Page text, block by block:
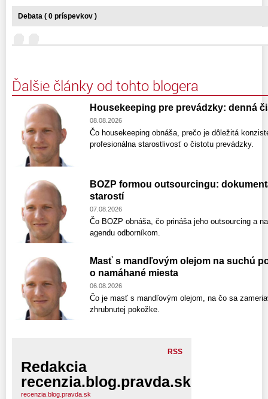
Debata ( 0 príspevkov )
Ďalšie články od tohto blogera
Housekeeping pre prevádzky: denná
08.08.2026
Čo housekeeping obnáša, prečo je dôležitá
profesionálna starostlivosť o čistotu prevádzky.
BOZP formou outsourcingu:
starostí
07.08.2026
Čo BOZP obnáša, čo prináša jeho outsourcing a
agendu odborníkom.
Masť s mandľovým olejom na suchú
o namáhané miesta
06.08.2026
Čo je masť s mandľovým olejom, na čo sa
zhrubnutej pokožke.
RSS
Redakcia
recenzia.blog.pravda.sk
recenzia.blog.pravda.sk